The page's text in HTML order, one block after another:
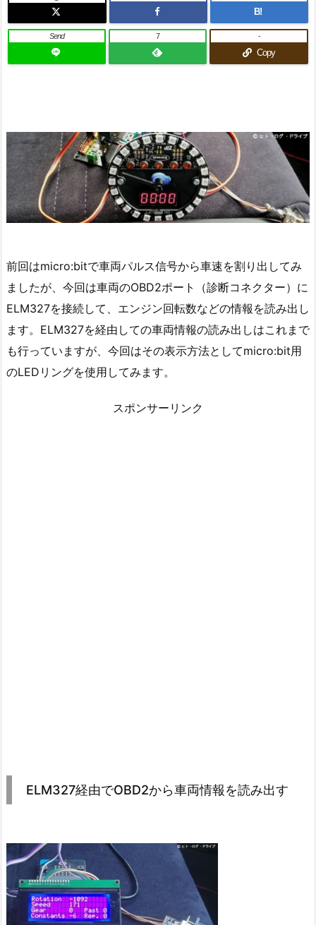
B!
Send 7
Copy
-
前回はmicro:bitで車両パルス信号から車速を割り出してみ
ましたが、今回は車両のOBD2ポート（診断コネクター）に
ELM327を接続して、エンジン回転数などの情報を読み出し
ます。ELM327を経由しての車両情報の読み出しはこれまで
も行っていますが、今回はその表示方法としてmicro:bit用
のLEDリングを使用してみます。
スポンサーリンク
ELM327経由でOBD2から車両情報を読み出す